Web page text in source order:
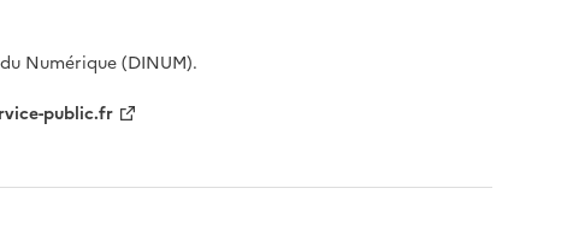
Numérique (DINUM).
public.fr